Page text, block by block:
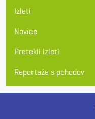
Izleti
Novice
Pretekli izleti
Reportaže s pohodov